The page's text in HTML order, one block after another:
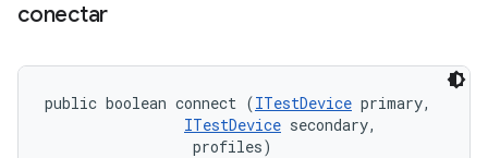
conectar
public boolean connect (ITestDevice primary,
ITestDevice secondary,
profiles)